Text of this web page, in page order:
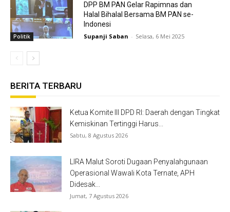
Politik
DPP BM PAN Gelar Rapimnas dan
Halal Bihalal Bersama BM PAN se-
Indonesi
Supanji Saban - Selasa, 6 Mei 2025
BERITA TERBARU
Ketua Komite III DPD RI: Daerah dengan Tingkat
Kemiskinan Tertinggi Harus...
Sabtu, 8 Agustus 2026
LIRA Malut Soroti Dugaan Penyalahgunaan
Operasional Wawali Kota Ternate, APH
Didesak...
Jumat, 7 Agustus 2026